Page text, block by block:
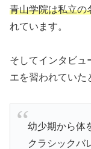
青山学院は私立の
れています。
そしてインタビュ
エを習われていた
幼少期から体
クラシックバ